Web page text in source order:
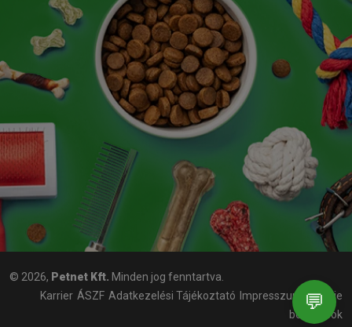
© 2026, Petnet Kft. Minden jog fenntartva.
Karrier ÁSZF Adatkezelési Tájékoztató Impresszum
Cookie
beállítások
💬